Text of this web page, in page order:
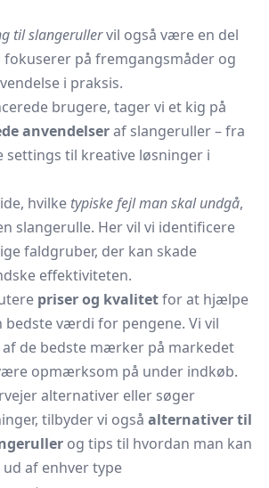
til slangerullervil også være en del
fokuserer på fremgangsmåder og
i praksis.
brugere, tager vi et kig på
anvendelseraf slangeruller – fra
settings til kreative løsninger i
hvilke typiske fejl man skal undgå,
slangerulle. Her vil vi identificere
faldgruber, der kan skade
effektiviteten.
priser og kvalitetfor at hjælpe
bedste værdi for pengene. Vi vil
de bedste mærker på markedet
opmærksom på under indkøb.
alternativer eller søger
tilbyder vi også alternativer til
og tips til hvordan man kan
af enhver type